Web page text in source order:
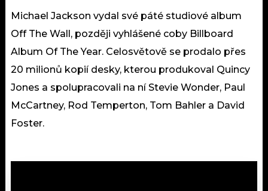
Michael Jackson vydal své páté studiové album
Off The Wall, později vyhlášené coby Billboard
Album Of The Year. Celosvětově se prodalo přes
20 milionů kopií desky, kterou produkoval Quincy
Jones a spolupracovali na ní Stevie Wonder, Paul
McCartney, Rod Temperton, Tom Bahler a David
Foster.